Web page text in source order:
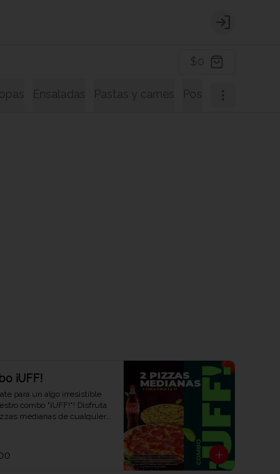
Login
$0
Ensaladas Pastas y carnes Postres
¡UFF!
para un algo irresistible
combo "¡UFF!"! Disfruta
medianas de cualquier
para satisfacer tus antojos y
tus sentidos. ¡Ven y